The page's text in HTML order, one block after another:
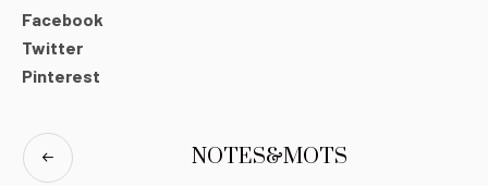
Facebook
Twitter
Pinterest
NOTES&MOTS